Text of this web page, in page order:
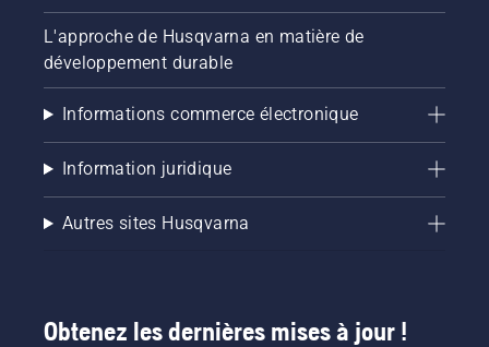
L'approche de Husqvarna en matière de
développement durable
Informations commerce électronique
Information juridique
Autres sites Husqvarna
Obtenez les dernières mises à jour !